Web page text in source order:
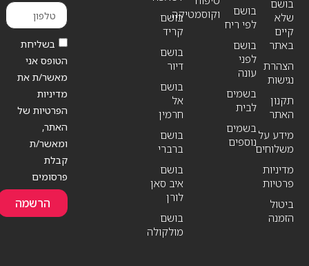
בושם
שלא
קיים
באתר
הצהרת
נגישות
תקנון
האתר
מידע על
משלוחים
מדיניות
פרטיות
ביטול
הזמנה
וקוסמטיקה
בושם
לפי ריח
בושם
לפני
עונה
בשמים
לבית
בשמים
נוספים
בושם
קריד
בושם
דיור
בושם
אל
חרמין
בושם
ברברי
בושם
איב סאן
לורן
בושם
מולקולה
בשליחת
הטופס אני
מאשר/ת את
מדיניות
הפרטיות של
האתר,
ומאשר/ת
קבלת
פרסומים
הרשמה